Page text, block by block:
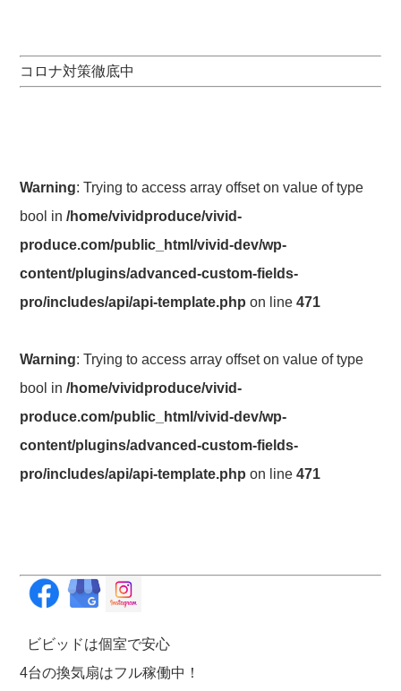
コロナ対策徹底中
Warning: Trying to access array offset on value of type
bool in/home/vividproduce/vivid-
produce.com/public_html/vivid-dev/wp-
content/plugins/advanced-custom-fields-
pro/includes/api/api-template.php on line471
Warning: Trying to access array offset on value of type
bool in/home/vividproduce/vivid-
produce.com/public_html/vivid-dev/wp-
content/plugins/advanced-custom-fields-
pro/includes/api/api-template.php on line471
ビビッドは個室で安心
4台の換気扇はフル稼働中！